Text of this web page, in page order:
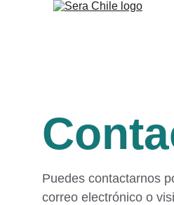
Puedes contactarnos
correo electrónico o